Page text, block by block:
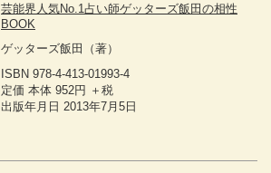
芸能界人気No.1占い師ゲッターズ飯田の相性
BOOK
ゲッターズ飯田
（著）
ISBN 978-4-413-01993-4
定価 本体 952円 ＋税
出版年月日 2013年7月5日